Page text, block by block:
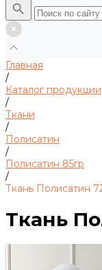
Главная
/
Каталог продукции
/
Ткани
/
Полисатин
/
Полисатин 85гр
/
Ткань Полисатин
Ткань